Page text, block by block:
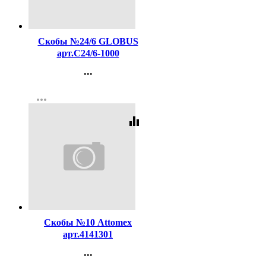
Скобы №24/6 GLOBUS
арт.С24/6-1000
...
Регистрация
more_horiz
equalizer
Скобы №10 Attomex
арт.4141301
...